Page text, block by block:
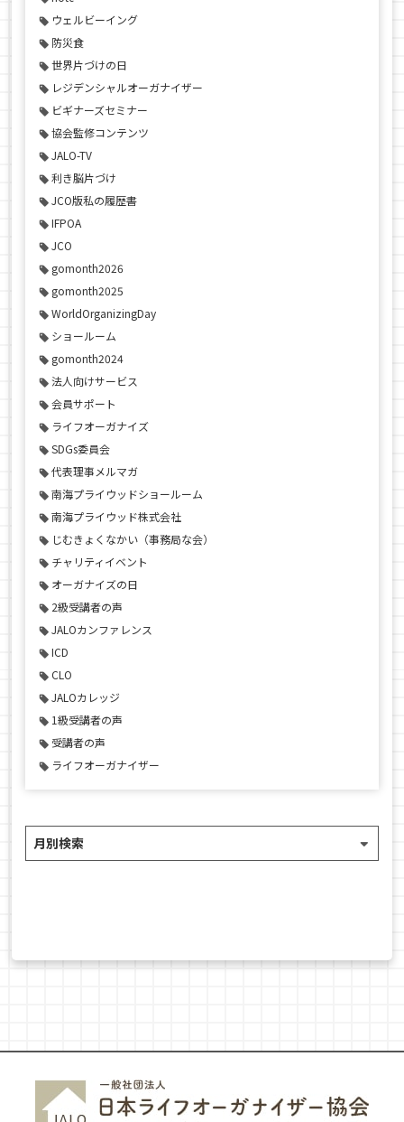
ウェルビーイング
防災食
世界片づけの日
レジデンシャルオーガナイザー
ビギナーズセミナー
協会監修コンテンツ
JALO-TV
利き脳片づけ
JCO版私の履歴書
IFPOA
JCO
gomonth2026
gomonth2025
WorldOrganizingDay
ショールーム
gomonth2024
法人向けサービス
会員サポート
ライフオーガナイズ
SDGs委員会
代表理事メルマガ
南海プライウッドショールーム
南海プライウッド株式会社
じむきょくなかい（事務局な会）
チャリティイベント
オーガナイズの日
2級受講者の声
JALOカンファレンス
ICD
CLO
JALOカレッジ
1級受講者の声
受講者の声
ライフオーガナイザー